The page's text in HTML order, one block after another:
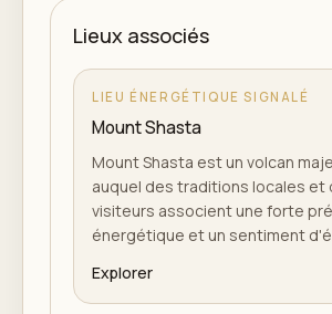
Lieux associés
LIEU ÉNERGÉTIQUE SIGNALÉ
Mount Shasta
Mount Shasta est un volcan
auquel des traditions locales et
visiteurs associent une forte
énergétique et un sentiment
Explorer